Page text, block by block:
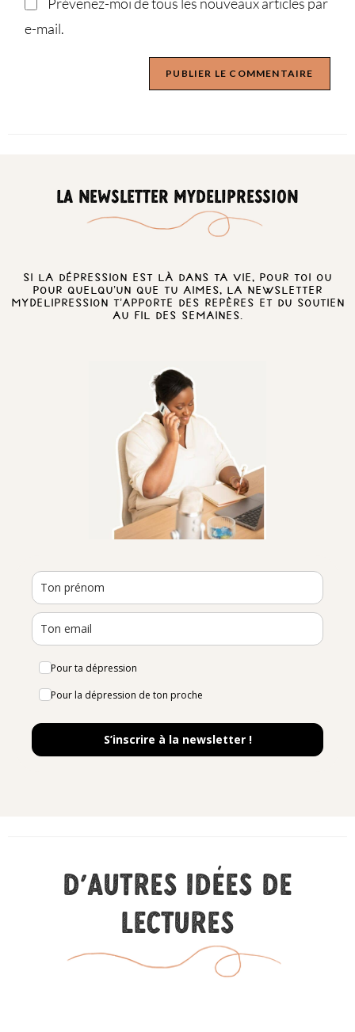
e-mail.
LA NEWSLETTER MYDELIPRESSION
Si la dépression est là dans ta vie, pour toi ou
pour quelqu’un que tu aimes, la newsletter
MyDelipression t’apporte des repères et du soutien
au fil des semaines.
Pour ta dépression
Pour la dépression de ton proche
S’inscrire à la newsletter !
D'autres idées de
lectures